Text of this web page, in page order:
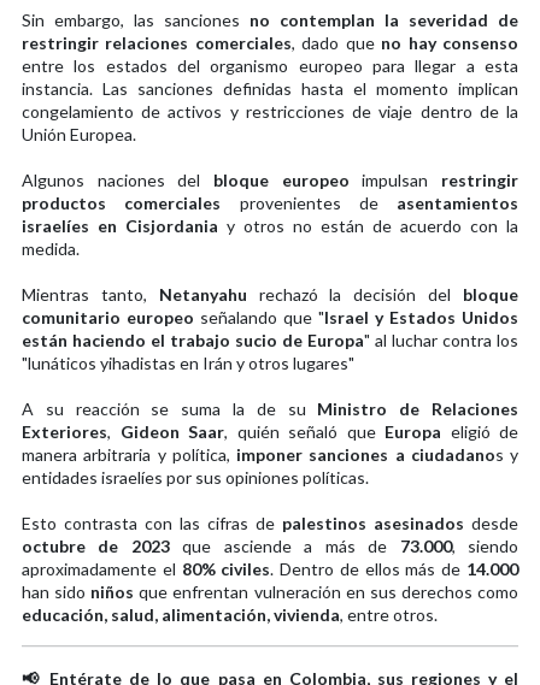
Sin embargo, las sanciones no contemplan la severidad de
restringir relaciones comerciales, dado que no hay consenso
entre los estados del organismo europeo para llegar a esta
instancia. Las sanciones definidas hasta el momento implican
congelamiento de activos y restricciones de viaje dentro de la
Unión Europea.
Algunos naciones del bloque europeo impulsan restringir
productos comerciales provenientes de asentamientos
israelíes en Cisjordania y otros no están de acuerdo con la
medida.
Mientras tanto, Netanyahu rechazó la decisión del bloque
comunitario europeo señalando que "Israel y Estados Unidos
están haciendo el trabajo sucio de Europa" al luchar contra los
"lunáticos yihadistas en Irán y otros lugares"
A su reacción se suma la de su Ministro de Relaciones
Exteriores, Gideon Saar, quién señaló que Europa eligió de
manera arbitraria y política, imponer sanciones a ciudadanos y
entidades israelíes por sus opiniones políticas.
Esto contrasta con las cifras de palestinos asesinados desde
octubre de 2023que asciende a más de 73.000, siendo
aproximadamente el 80% civiles. Dentro de ellos más de 14.000
han sido niños que enfrentan vulneración en sus derechos como
educación, salud, alimentación, vivienda, entre otros.
📢 Entérate de lo que pasa en Colombia, sus regiones y el